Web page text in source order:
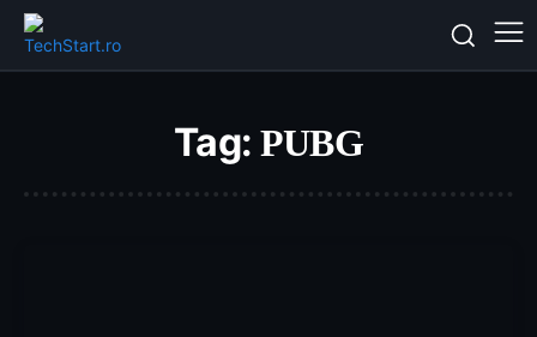
Tag: PUBG